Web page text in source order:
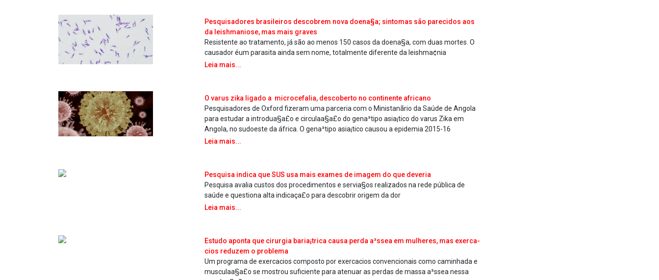
Pesquisadores brasileiros descobrem nova doena§a; sintomas são parecidos aos
da leishmaniose, mas mais graves
Resistente ao tratamento, já são ao menos 150 casos da doena§a, com duas mortes. O
causador éum parasita ainda sem nome, totalmente diferente da leishma¢nia
Leia mais...
O va­rus zika ligado a microcefalia, descoberto no continente africano
Pesquisadores de Oxford fizeram uma parceria com o Ministanãrio da Saúde de Angola
para estudar a introdua§a£o e circulaa§a£o do gena³tipo asia¡tico do va­rus Zika em
Angola, no sudoeste da áfrica. O gena³tipo asia¡tico causou a epidemia 2015-16
Leia mais...
Pesquisa indica que SUS usa mais exames de imagem do que deveria
Pesquisa avalia custos dos procedimentos e servia§os realizados na rede pública de
saúde e questiona alta indicaça£o para descobrir origem da dor
Leia mais...
Estudo aponta que cirurgia baria¡trica causa perda a³ssea em mulheres, mas exerca­
cios reduzem o problema
Um programa de exerca­cios composto por exerca­cios convencionais como caminhada e
musculaa§a£o se mostrou suficiente para atenuar as perdas de massa a³ssea nessa